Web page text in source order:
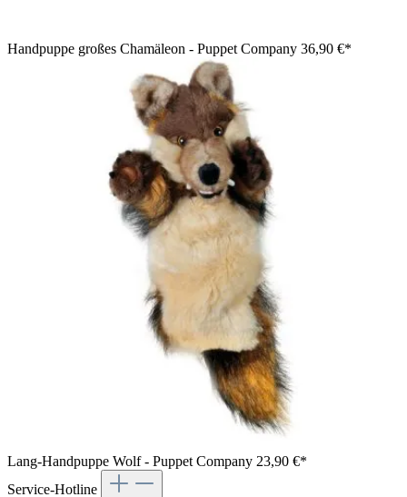
Handpuppe großes Chamäleon - Puppet Company 36,90 €*
Lang-Handpuppe Wolf - Puppet Company 23,90 €*
Service-Hotline